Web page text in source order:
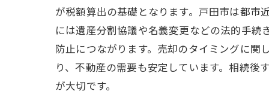
が税額算出の基礎となります。戸田市は都市
には遺産分割協議や名義変更などの法的手続
防止につながります。売却のタイミングに関
り、不動産の需要も安定しています。相続
が大切です。